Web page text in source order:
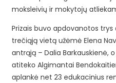
moksleivių ir mokytojų
Prizais buvo apdovanotos trys
trečiąją vietą užėmė Elena
antrąją – Dalia Barkauskienė,
atiteko Algimantai
aplankė net 23 edukacinius